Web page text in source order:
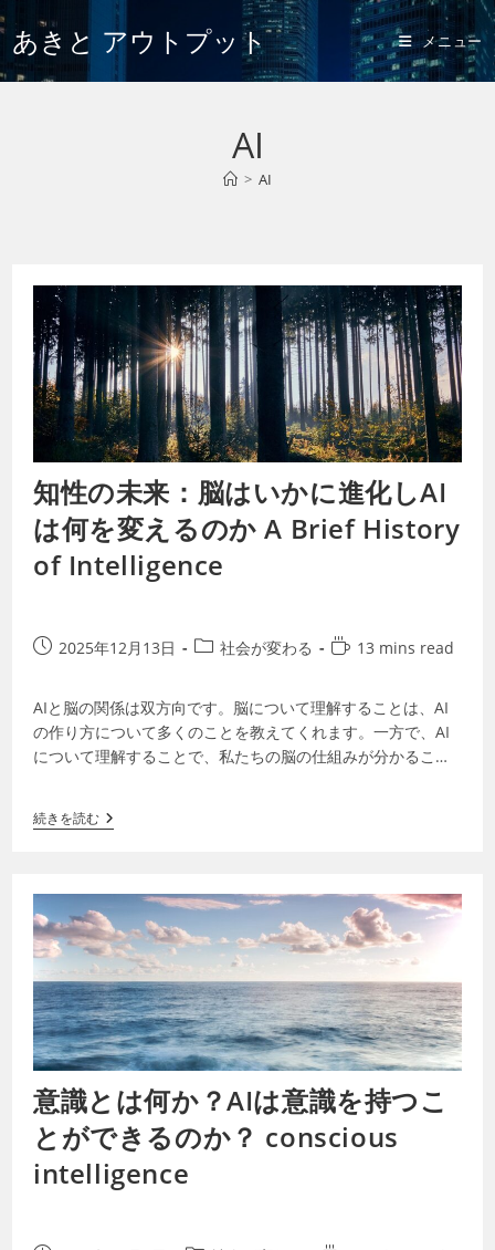
あきと アウトプット メニュー
AI
> AI
知性の未来：脳はいかに進化しAI
は何を変えるのか A Brief History
of Intelligence
2025年12月13日 社会が変わる 13 mins read
AIと脳の関係は双方向です。脳について理解することは、AI
の作り方について多くのことを教えてくれます。一方で、AI
について理解することで、私たちの脳の仕組みが分かること
続きを読む
意識とは何か？AIは意識を持つこ
とができるのか？ conscious
intelligence